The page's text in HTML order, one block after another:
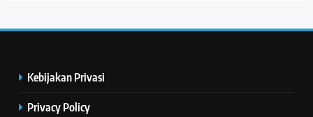
Kebijakan Privasi
Privacy Policy